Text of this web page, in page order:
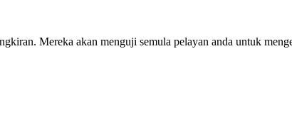
Mereka akan menguji semula pelayan anda untuk